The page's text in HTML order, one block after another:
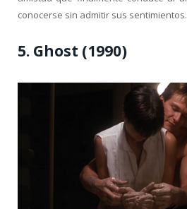
conocerse sin admitir sus sentimientos.
5. Ghost (1990)